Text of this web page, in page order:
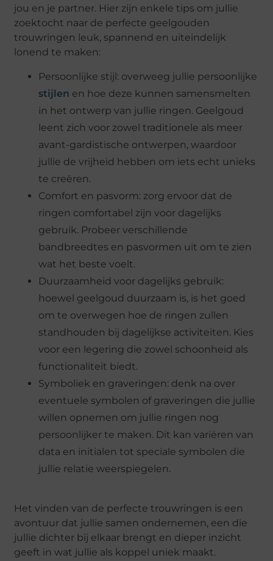
jou en je partner. Hier zijn enkele tips om jullie
zoektocht naar de perfecte geelgouden
trouwringen leuk, spannend en uiteindelijk
lonend te maken:
Persoonlijke stijl: overweeg jullie persoonlijke
stijlen en hoe deze kunnen samensmelten
in het ontwerp van jullie ringen. Geelgoud
leent zich voor zowel traditionele als meer
avant-gardistische ontwerpen, waardoor
jullie de vrijheid hebben om iets echt unieks
te creëren.
Comfort en pasvorm: zorg ervoor dat de
ringen comfortabel zijn voor dagelijks
gebruik. Probeer verschillende
bandbreedtes en pasvormen uit om te zien
wat het beste voelt.
Duurzaamheid voor dagelijks gebruik:
hoewel geelgoud duurzaam is, is het goed
om te overwegen hoe de ringen zullen
standhouden bij dagelijkse activiteiten. Kies
voor een legering die zowel schoonheid als
functionaliteit biedt.
Symboliek en graveringen: denk na over
eventuele symbolen of graveringen die jullie
willen opnemen om jullie ringen nog
persoonlijker te maken. Dit kan variëren van
data en initialen tot speciale symbolen die
jullie relatie weerspiegelen.
Het vinden van de perfecte trouwringen is een
avontuur dat jullie samen ondernemen, een die
jullie dichter bij elkaar brengt en dieper inzicht
geeft in wat jullie als koppel uniek maakt.